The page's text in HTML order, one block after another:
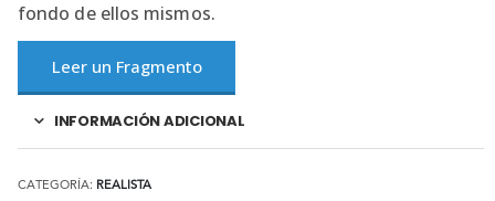
fondo de ellos mismos.
Leer un Fragmento
INFORMACIÓN ADICIONAL
CATEGORÍA: REALISTA